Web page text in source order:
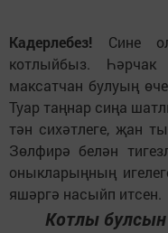
Кадерлебез! Сине
котлыйбыз.
максатчан булуың
Туар таңнар сиңа
тән сихәтлеге, җан
Зөлфирә белән
оныкларыңның
яшәргә насыйп итсен.
Котлы